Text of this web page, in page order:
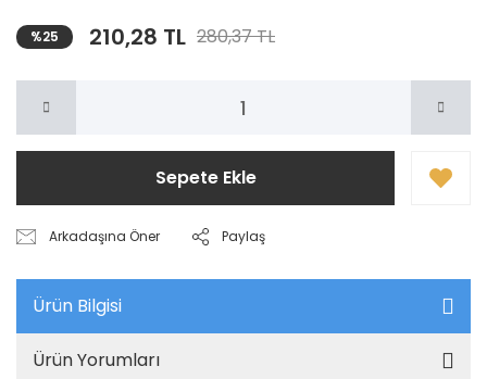
%25 210,28 TL 280,37 TL
Sepete Ekle
Arkadaşına Öner Paylaş
Ürün Bilgisi
Ürün Yorumları